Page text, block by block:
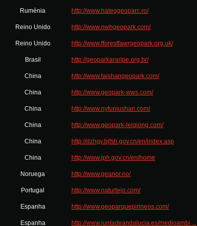
Ruménia http://www.hateggeoparc.ro/
Reino Unido http://www.nwhgeopark.com/
Reino Unido http://www.fforestfawrgeopark.org.uk/
Brasil http://geoparkararipe.org.br/
China http://www.taishangeopark.com/
China http://www.geopark-wws.com/
China http://www.nyfuniushan.com/
China http://www.geopark-leiqiong.com/
China http://dzhgy.bjfsh.gov.cn/en/index.asp
China http://www.jph.gov.cn/en/home
Noruega http://www.geanor.no/
Portugal http://www.naturtejo.com/
Espanha http://www.geoparquepirineos.com/
Espanha http://www.juntadeandalucia.es/medioambi ...